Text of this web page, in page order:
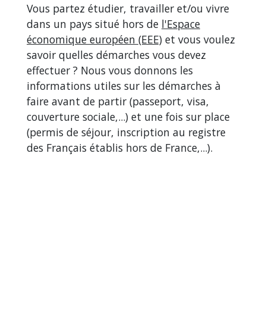
Vous partez étudier, travailler et/ou vivre
dans un pays situé hors de l'Espace
économique européen (EEE) et vous voulez
savoir quelles démarches vous devez
effectuer ? Nous vous donnons les
informations utiles sur les démarches à
faire avant de partir (passeport, visa,
couverture sociale,...) et une fois sur place
(permis de séjour, inscription au registre
des Français établis hors de France,...).